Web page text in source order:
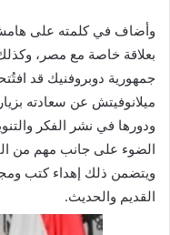
وأضاف في كلمته على
بعلاقة خاصة مع مصر، وكذلك
ميلانوفيتش عن سعادته
ودورها في نشر الفكر
الضوء على جانب مهم من
ويتضمن ذلك إهداء كتب
القديم والحديث.